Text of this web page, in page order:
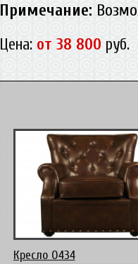
Примечание:
Цена: от 38 800 руб.
Кресло 0434